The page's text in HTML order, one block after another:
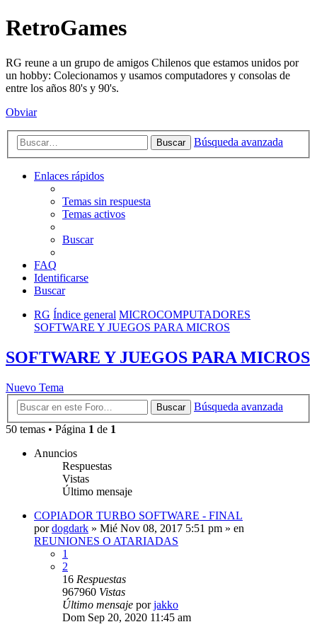
RetroGames
RG reune a un grupo de amigos Chilenos que estamos unidos por
un hobby: Colecionamos y usamos computadores y consolas de
entre los años 80's y 90's.
Obviar
Buscar Búsqueda avanzada
Enlaces rápidos
Temas sin respuesta
Temas activos
Buscar
FAQ
Identificarse
Buscar
RG Índice general MICROCOMPUTADORES
SOFTWARE Y JUEGOS PARA MICROS
SOFTWARE Y JUEGOS PARA MICROS
Nuevo Tema
Buscar
Búsqueda avanzada
50 temas • Página 1 de 1
Anuncios
Respuestas
Vistas
Último mensaje
COPIADOR TURBO SOFTWARE - FINAL
pordogdark » Mié Nov 08, 2017 5:51 pm » en
REUNIONES O ATARIADAS
1
2
16 Respuestas
967960 Vistas
Último mensaje porjakko
Dom Sep 20, 2020 11:45 am